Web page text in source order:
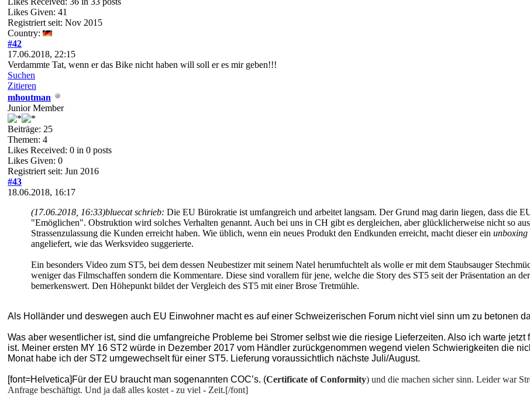
Likes Given: 41
Registriert seit: Nov 2015
Country:
#42
17.06.2018, 22:15
Verdammte Tat, wenn er das Bike nicht haben will soll er es mir geben!!!
Suchen
Zitieren
mhoutman
Junior Member
Beiträge: 25
Themen: 4
Likes Received: 0 in 0 posts
Likes Given: 0
Registriert seit: Jun 2016
#43
18.06.2018, 16:17
(17.06.2018, 16:33)bluecat schrieb: Die EU Bürokratie ist umfangreich und arbeitet langsam. Der Grund mag darin liegen, dass die
"Emöglichen". Obstruktion wird solches Verhalten genannt. Auch bei uns in CH gibt es dergleichen, aber glücklicherweise nicht so
Strassenzulassung die Kunden erreicht haben. Wie üblich, wenn ein neues Produkt den Endkunden erreicht, macht dieser ein unboxing
angeliefert, wie das Werksvideo suggerierte.
Ein besonders Video zum ST5, bei dem dessen Neubestizer mit seinem Natel herumfuchtelt als wolle er mit dem Staubsauger
weniger das Filmschaffen sondern die Kommentare. Diese sind vorallem für jene, welche die Story des ST5 seit der Präsentation an
bemerkenswert. Den Höhepunkt bildet der Vergleich des ST5 mit einer Brose Tretmühle.
Als Holländer und deswegen auch EU Einwohner macht es auf einer Schweizerischen Forum nicht viel sinn um zu betonen
Was aber wesentlicher ist, sind die umfangreiche Probleme bei Stromer selbst wie die riesige Lieferzeiten. Also ich warte
ist. Meiner ersten MY 16 ST2 würde in Dezember 2017 vom Händler zurückgenommen wegend vielen Schwierigkeiten die
Monat habe ich der ST2 umgewechselt für einer ST5. Lieferung voraussichtlich nächste Juli/August.
[font=Helvetica]Für der EU braucht man sogenannten COC’s. (Certificate of Conformity) und die machen sicher sinn. Leider war
Anfrage beschäftigt. Und ja daß alles kostet - zu viel - Zeit.[/font]